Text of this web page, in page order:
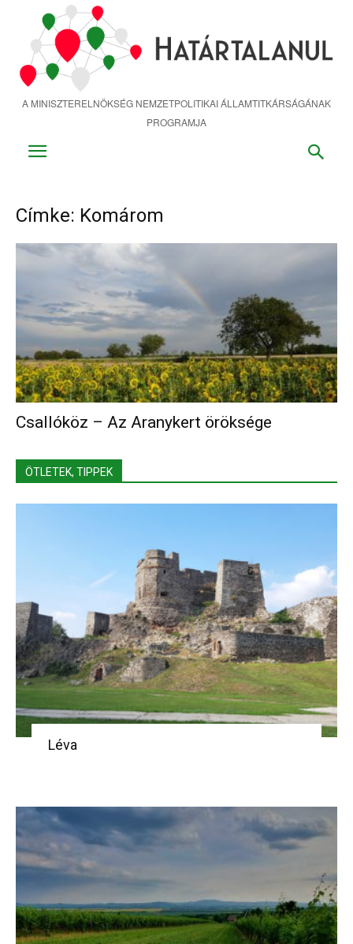
tartalomra
A MINISZTERELNÖKSÉG NEMZETPOLITIKAI ÁLLAMTITKÁRSÁGÁNAK
PROGRAMJA
Címke: Komárom
Csallóköz – Az Aranykert öröksége
ÖTLETEK, TIPPEK
Léva